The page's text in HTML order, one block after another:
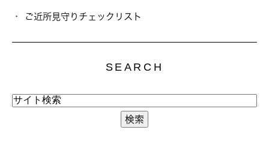
ご近所見守りチェックリスト
SEARCH